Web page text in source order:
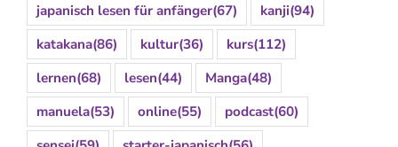
japanisch lesen für anfänger(67) kanji(94)
katakana(86) kultur(36) kurs(112)
lernen(68) lesen(44) Manga(48)
manuela(53) online(55) podcast(60)